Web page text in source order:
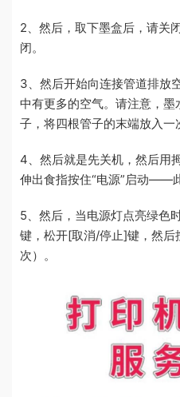
2、然后，取下墨盒后，请关
闭。
3、然后开始向连接管道排放
中有更多的空气。请注意，
子，将四根管子的末端放入一
4、然后就是先关机，然后用
伸出食指按住“电源”启动——
5、然后，当电源灯点亮绿色
键，松开[取消/停止]键，然
次）。